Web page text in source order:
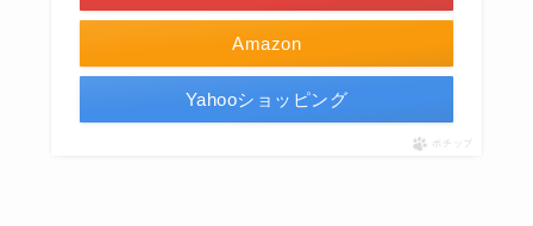
Amazon
Yahooショッピング
ポチップ